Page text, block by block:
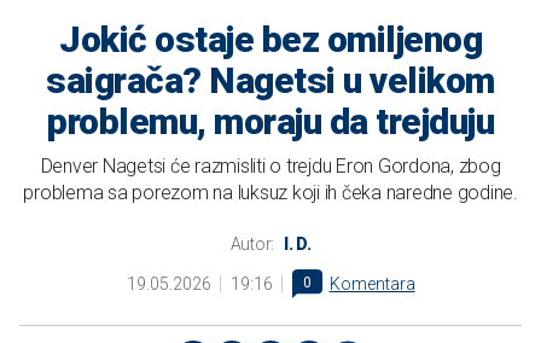
Jokić ostaje bez omiljenog
saigrača? Nagetsi u velikom
problemu, moraju da trejduju
Denver Nagetsi će razmisliti o trejdu Eron Gordona, zbog
problema sa porezom na luksuz koji ih čeka naredne godine.
Autor: I. D.
19.05.2026 19:16 0 Komentara